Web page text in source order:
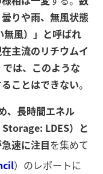
りや雨、無風状態
風）」と呼ばれ
主流のリチウムイ
は、このような
ことはできない。
、長時間エネル
LDES）と
速に注目を集めて
）のレポートに